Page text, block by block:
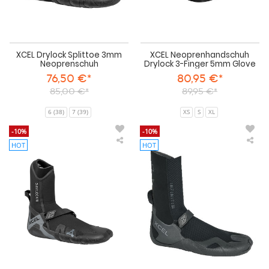
XCEL Drylock Splittoe 3mm
Neoprenschuh
76,50 €*
85,00 €*
6 (38) 7 (39)
XCEL Neoprenhandschuh
Drylock 3-Finger 5mm Glove
80,95 €*
89,95 €*
XS S XL
-10%
HOT
XCEL
Neoprenschuhe
Drylock
-10%
HOT